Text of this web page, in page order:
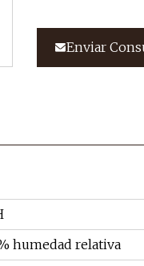
Enviar
humedad relativa